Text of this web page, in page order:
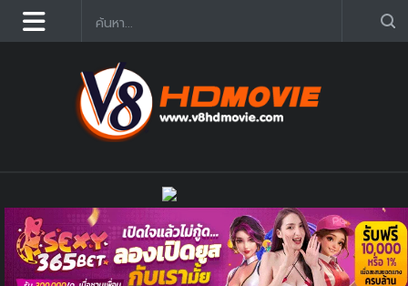
ดูหนังออนไลน์ฟรี 2025 อัฟเดตใหม่ก่อนใคร คมชัด HD